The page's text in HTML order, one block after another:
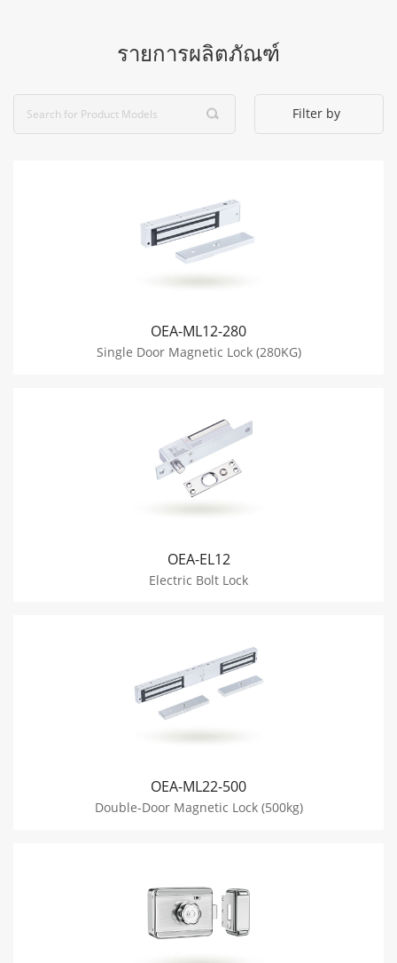
รายการผลิตภัณฑ์
Filter by
OEA-ML12-280
Single Door Magnetic Lock (280KG)
OEA-EL12
Electric Bolt Lock
OEA-ML22-500
Double-Door Magnetic Lock (500kg)